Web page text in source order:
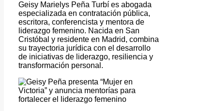
Geisy Marielys Peña Turbí es abogada
especializada en contratación pública,
escritora, conferencista y mentora de
liderazgo femenino. Nacida en San
Cristóbal y residente en Madrid, combina
su trayectoria jurídica con el desarrollo
de iniciativas de liderazgo, resiliencia y
transformación personal.